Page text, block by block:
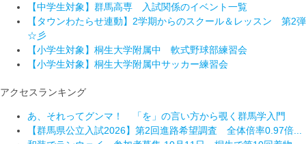
【中学生対象】群馬高専 入試関係のイベント一覧
【タウンわたらせ連動】2学期からのスクール＆レッスン 第2弾
☆彡
【小学生対象】桐生大学附属中 軟式野球部練習会
【小学生対象】桐生大学附属中サッカー練習会
アクセスランキング
あ、それってグンマ！ 「を」の言い方から覗く群馬学入門
【群馬県公立入試2026】第2回進路希望調査 全体倍率0.97倍...